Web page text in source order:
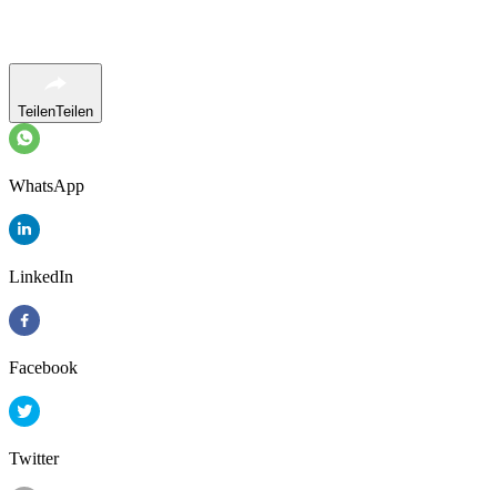
TeilenTeilen
WhatsApp
LinkedIn
Facebook
Twitter